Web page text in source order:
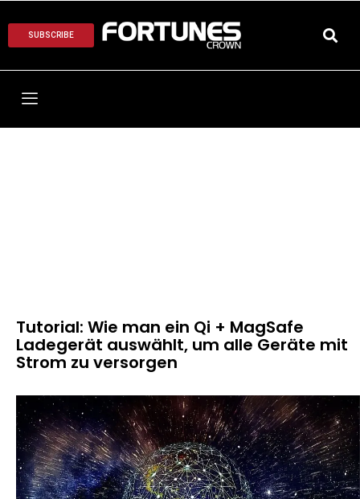
SUBSCRIBE
Tutorial: Wie man ein Qi + MagSafe
Ladegerät auswählt, um alle Geräte mit
Strom zu versorgen